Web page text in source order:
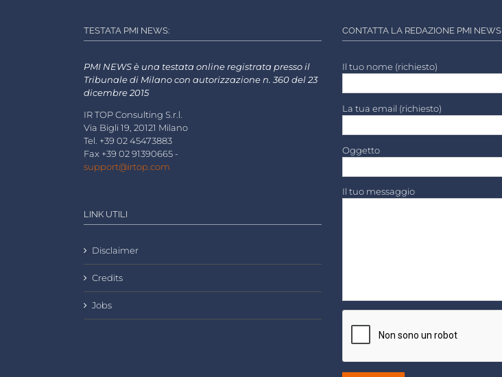
TESTATA PMI NEWS:
PMI NEWS è una testata online registrata presso il
Tribunale di Milano con autorizzazione n. 360 del 23
dicembre 2015
IR TOP Consulting S.r.l.
Via Bigli 19, 20121 Milano
Tel. +39 02 45473883
Fax +39 02 91390665 -
support@irtop.com
LINK UTILI
Disclaimer
Credits
Jobs
CONTATTA LA REDAZIONE PMI NEWS
Il tuo nome (richiesto)
La tua email (richiesto)
Oggetto
Il tuo messaggio